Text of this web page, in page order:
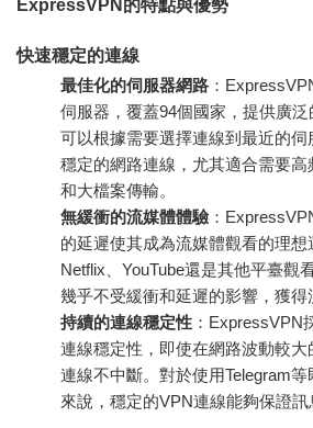
ExpressVPN的特點與優勢
快速穩定的連線
最佳化的伺服器網路 ：
伺服器，覆蓋94個國家，提供廣
可以根據需要選擇連線到最近的伺
穩定的網路連線，尤其適合需要
和大檔案傳輸。
無緩衝的流媒體體驗：
的延遲使其成為流媒體觀看的理想
Netflix、YouTube還是其他平臺觀
幾乎不受緩衝和延遲的影響，獲得
持續的連線穩定性 ：ExpressVPN
連線穩定性，即使在網路波動較
連線不中斷。對於使用Telegram
來說，穩定的VPN連線能夠保證訊